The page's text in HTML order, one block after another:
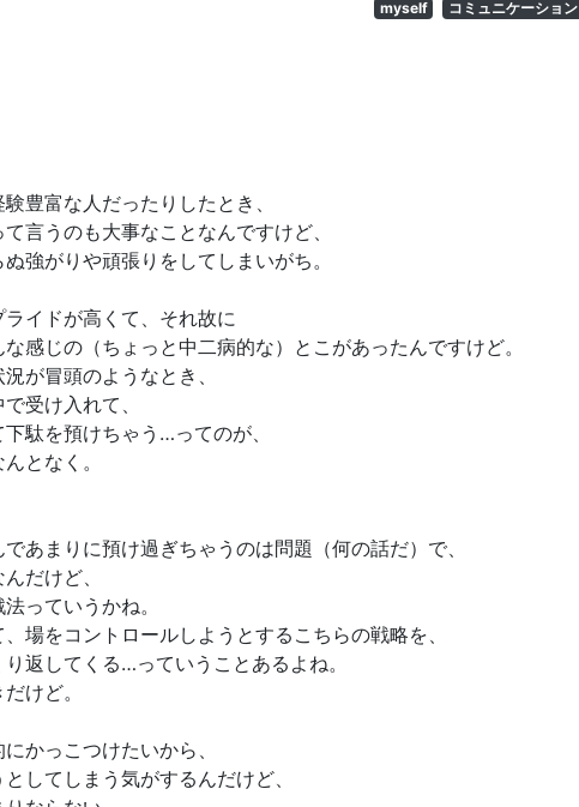
myself コミュニケーション
豊富な人だったりしたとき、
言うのも大事なことなんですけど、
強がりや頑張りをしてしまいがち。
イドが高くて、それ故に
感じの（ちょっと中二病的な）とこがあったんですけど。
が冒頭のようなとき、
受け入れて、
駄を預けちゃう…ってのが、
となく。
あまりに預け過ぎちゃうのは問題（何の話だ）で、
だけど、
っていうかね。
場をコントロールしようとするこちらの戦略を、
返してくる…っていうことあるよね。
けど。
かっこつけたいから、
してしまう気がするんだけど、